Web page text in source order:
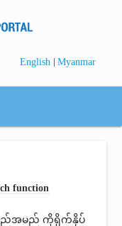
English | Myanmar
function
န်စည်အမည် ကိုရိုက်နှိပ်